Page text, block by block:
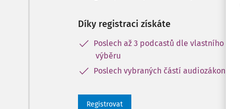
Díky registraci získáte
Poslech až 3 podcastů dle vlastního
výběru
Poslech vybraných částí audiozákonů
Registrovat